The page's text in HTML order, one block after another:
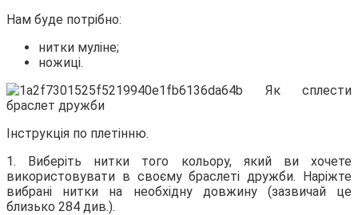
Нам буде потрібно:
нитки муліне;
ножиці.
Інструкція по плетінню.
1. Виберіть нитки того кольору, який ви хочете
використовувати в своєму браслеті дружби. Наріжте
вибрані нитки на необхідну довжину (зазвичай це
близько 284 див.).